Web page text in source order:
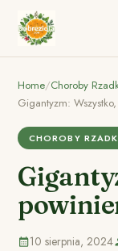
Home/Choroby
Gigantyzm:
CHOROBY
10 sierpnia, 2024